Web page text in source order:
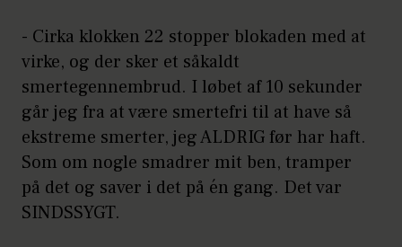
- Cirka klokken 22 stopper blokaden med at
virke, og der sker et såkaldt
smertegennembrud. I løbet af 10 sekunder
går jeg fra at være smertefri til at have så
ekstreme smerter, jeg ALDRIG før har haft.
Som om nogle smadrer mit ben, tramper
på det og saver i det på én gang. Det var
SINDSSYGT.